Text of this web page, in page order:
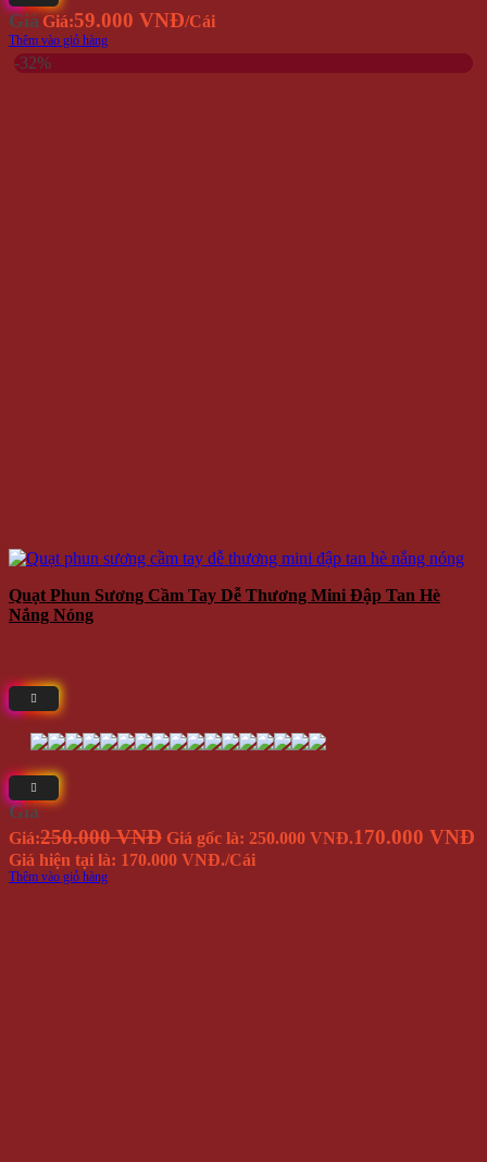
Giá Giá:59.000 VNĐ/Cái
Thêm vào giỏ hàng
-32%
Quạt Phun Sương Cầm Tay Dễ Thương Mini Đập Tan Hè
Nắng Nóng
Giá
Giá:250.000 VNĐ Giá gốc là: 250.000 VNĐ.170.000 VNĐ
Giá hiện tại là: 170.000 VNĐ./Cái
Thêm vào giỏ hàng